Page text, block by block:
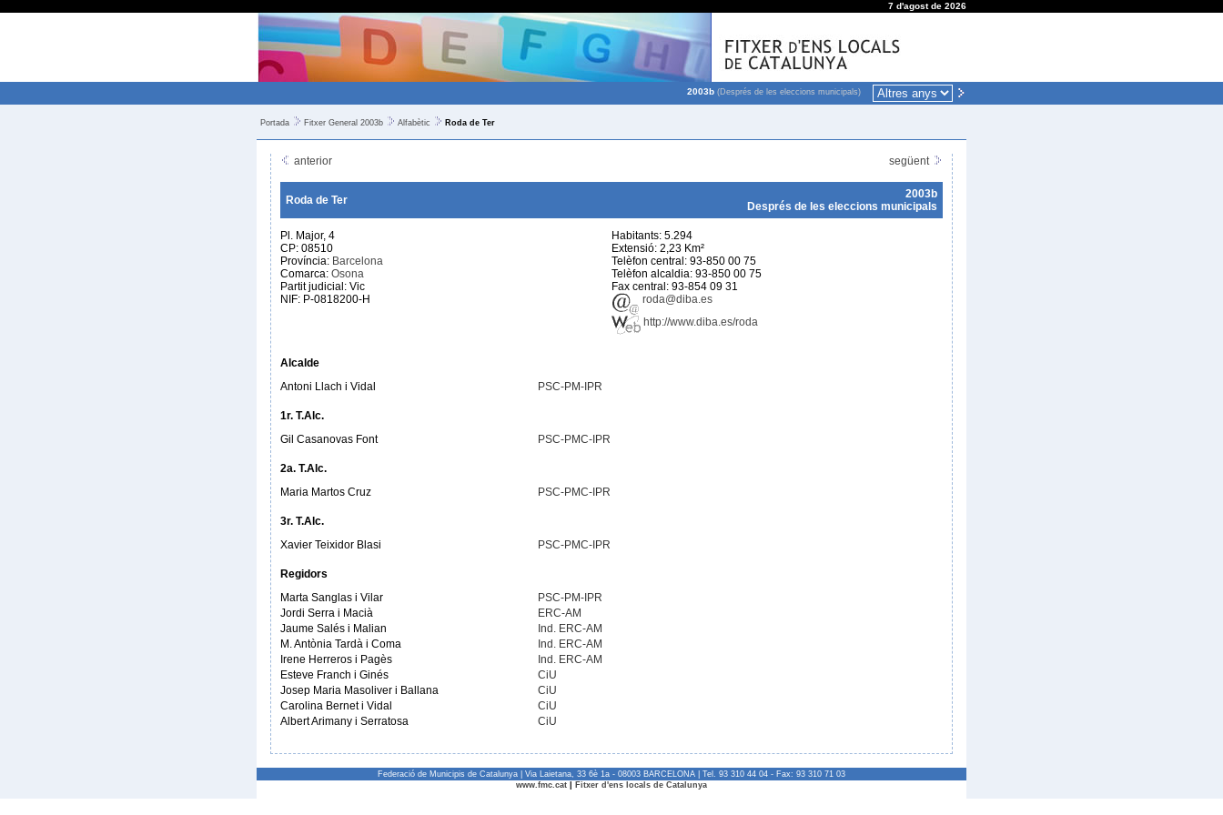
7 d'agost de 2026
2003b (Després de les eleccions municipals)
Portada Fitxer General 2003b Alfabètic Roda de Ter
anterior següent
Roda de Ter
2003b
Després de les eleccions municipals
Pl. Major, 4
CP: 08510
Província: Barcelona
Comarca: Osona
Partit judicial: Vic
NIF: P-0818200-H
Habitants: 5.294
Extensió: 2,23 Km²
Telèfon central: 93-850 00 75
Telèfon alcaldia: 93-850 00 75
Fax central: 93-854 09 31
roda@diba.es
http://www.diba.es/roda
Alcalde
Antoni Llach i Vidal
PSC-PM-IPR
1r. T.Alc.
Gil Casanovas Font
PSC-PMC-IPR
2a. T.Alc.
Maria Martos Cruz
PSC-PMC-IPR
3r. T.Alc.
Xavier Teixidor Blasi
PSC-PMC-IPR
Regidors
Marta Sanglas i Vilar
PSC-PM-IPR
Jordi Serra i Macià
ERC-AM
Jaume Salés i Malian
Ind. ERC-AM
M. Antònia Tardà i Coma
Ind. ERC-AM
Irene Herreros i Pagès
Ind. ERC-AM
Esteve Franch i Ginés
CiU
Josep Maria Masoliver i Ballana
CiU
Carolina Bernet i Vidal
CiU
Albert Arimany i Serratosa
CiU
Federació de Municipis de Catalunya | Via Laietana, 33 6è 1a - 08003 BARCELONA | Tel. 93 310 44 04 - Fax: 93 310 71 03
www.fmc.cat
Fitxer d'ens locals de Catalunya